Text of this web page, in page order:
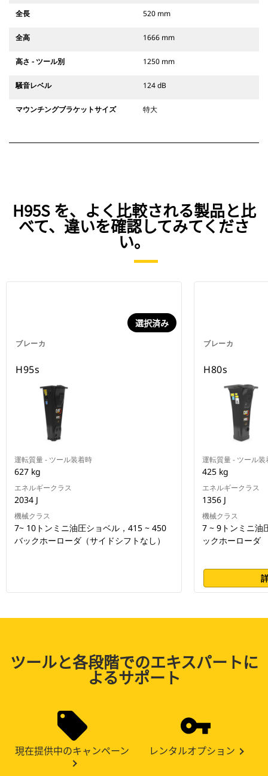
全長 520 mm
全高 1666 mm
高さ - ツール別 1250 mm
騒音レベル 124 dB
マウンチングブラケットサイズ 特大
H95S を、よく比較される製品と比
べて、違いを確認してみてくださ
い。
ブレーカ
選択済み
H95s
運転質量 - ツール装着時
627 kg
エネルギークラス
2034 J
機械クラス
7~ 10トンミニ油圧ショベル，415 ~ 450
バックホーローダ（サイドシフトなし）
ブレーカ
H80s
運転質量 - ツール装
425 kg
エネルギークラス
1356 J
機械クラス
7 ~ 9トンミニ油
ックホーローダ
ツールと各段階でのエキスパートに
よるサポート
現在提供中のキャンペーン レンタルオプション